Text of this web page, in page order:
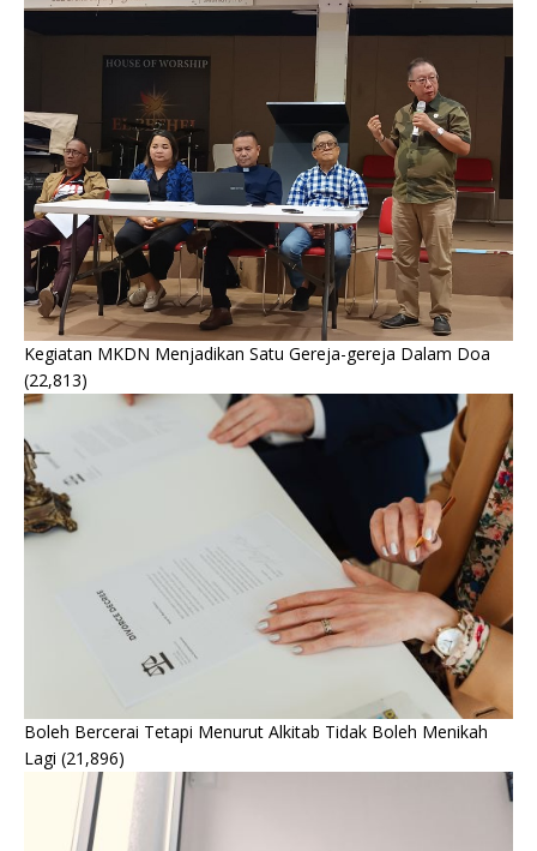
Kegiatan MKDN Menjadikan Satu Gereja-gereja Dalam Doa
(22,813)
Boleh Bercerai Tetapi Menurut Alkitab Tidak Boleh Menikah
Lagi (21,896)